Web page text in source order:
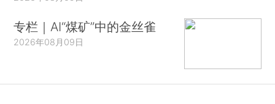
专栏｜AI“煤矿”中的金丝雀
2026年08月09日